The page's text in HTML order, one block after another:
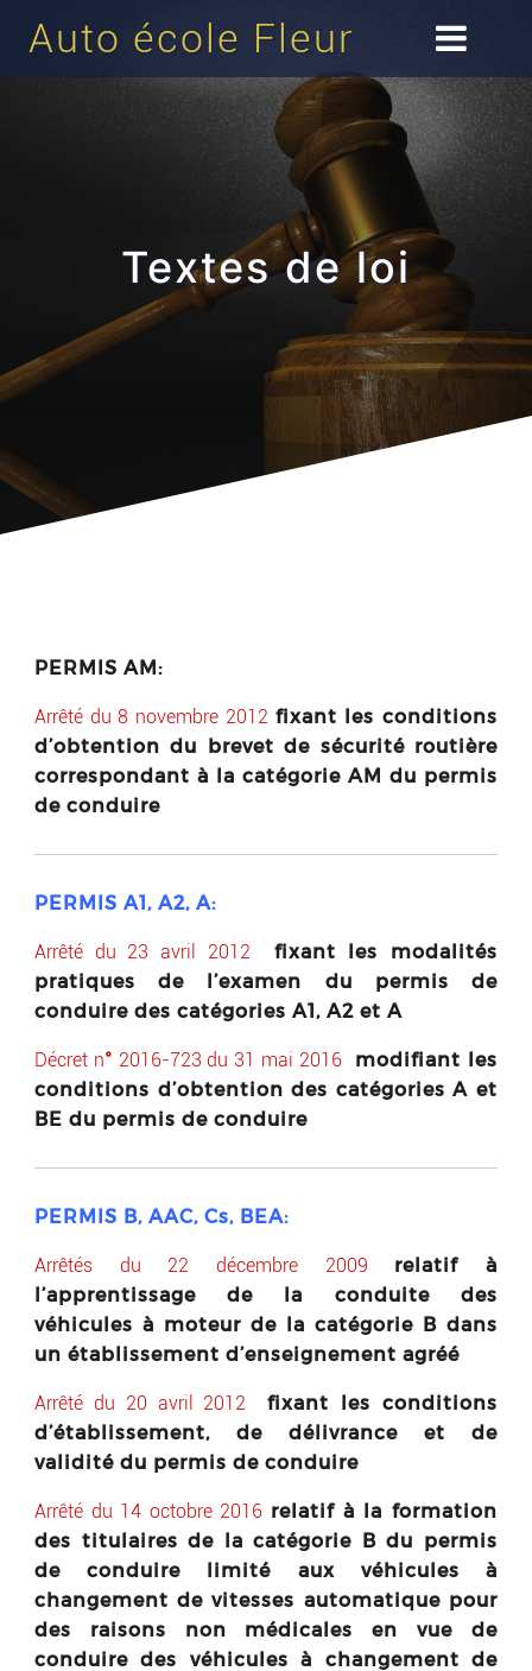
Auto école Fleur
Textes de loi
PERMIS AM:
Arrêté du 8 novembre 2012 fixant les conditions
d’obtention du brevet de sécurité routière
correspondant à la catégorie AM du permis
de conduire
PERMIS A1, A2, A:
Arrêté du 23 avril 2012 fixant les modalités
pratiques de l’examen du permis de
conduire des catégories A1, A2 et A
Décret n° 2016-723 du 31 mai 2016modifiant les
conditions d’obtention des catégories A et
BE du permis de conduire
PERMIS B, AAC, Cs, BEA:
Arrêtés du 22 décembre 2009
relatif à
l’apprentissage de la conduite des
véhicules à moteur de la catégorie B dans
un établissement d’enseignement agréé
Arrêté du 20 avril 2012
fixant les conditions
d’établissement, de délivrance et de
validité du permis de conduire
Arrêté du 14 octobre 2016 relatif à la formation
des titulaires de la catégorie B du permis
de conduire limité aux véhicules à
changement de vitesses automatique pour
des raisons non médicales en vue de
conduire des véhicules à changement de